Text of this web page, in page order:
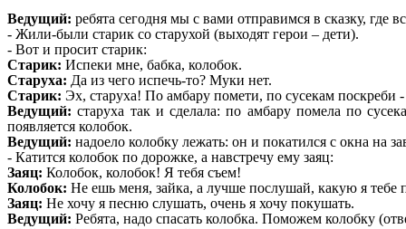
Ведущий: ребята сегодня мы с вами отправимся в сказку, где
- Жили-были старик со старухой (выходят герои – дети).
- Вот и просит старик:
Старик: Испеки мне, бабка, колобок.
Старуха: Да из чего испечь-то? Муки нет.
Старик: Эх, старуха! По амбару помети, по сусекам поскреби
Ведущий: старуха так и сделала: по амбару помела по
появляется колобок.
Ведущий: надоело колобку лежать: он и покатился с окна на
- Катится колобок по дорожке, а навстречу ему заяц:
Заяц: Колобок, колобок! Я тебя съем!
Колобок: Не ешь меня, зайка, а лучше послушай, какую я тебе
Заяц: Не хочу я песню слушать, очень я хочу покушать.
Ведущий: Ребята, надо спасать колобка. Поможем колобку